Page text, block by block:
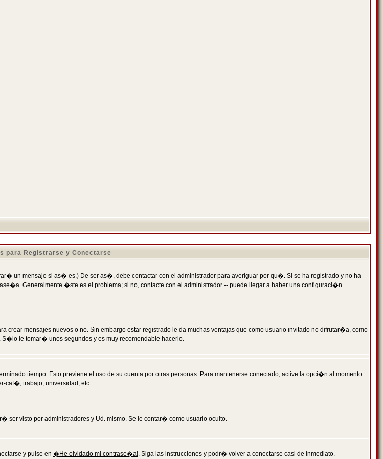
para Registrarse y Conectarse
un mensaje si as� es.) De ser as�, debe contactar con el administrador para averiguar por qu�. Si se ha registrado y no ha
Generalmente �ste es el problema; si no, contacte con el administrador -- puede llegar a haber una configuraci�n
mensajes nuevos o no. Sin embargo estar registrado le da muchas ventajas que como usuario invitado no difrutar�a, como
le tomar� unos segundos y es muy recomendable hacerlo.
tiempo. Esto previene el uso de su cuenta por otras personas. Para mantenerse conectado, active la opci�n al momento
caf�, trabajo, universidad, etc.
ser visto por administradores y Ud. mismo. Se le contar� como usuario oculto.
y pulse en �He olvidado mi contrase�a!. Siga las instrucciones y podr� volver a conectarse casi de inmediato.